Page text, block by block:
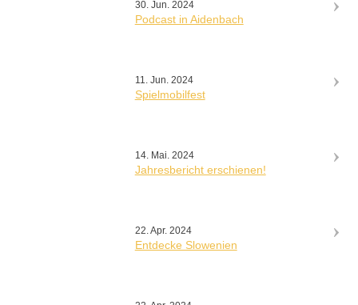
30. Jun. 2024
Podcast in Aidenbach
11. Jun. 2024
Spielmobilfest
14. Mai. 2024
Jahresbericht erschienen!
22. Apr. 2024
Entdecke Slowenien